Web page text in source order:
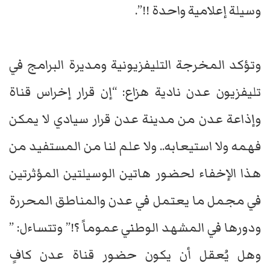
وسيلة إعلامية واحدة !!”.
وتؤكد المخرجة التليفزيونية ومديرة البرامج في
تليفزيون عدن نادية هزاع: “إن قرار إخراس قناة
وإذاعة عدن من مدينة عدن قرار سيادي لا يمكن
فهمه ولا استيعابه.. ولا علم لنا من المستفيد من
هذا الإخفاء لحضور هاتين الوسيلتين المؤثرتين
في مجمل ما يعتمل في عدن والمناطق المحررة
ودورها في المشهد الوطني عموماً ؟!” وتتساءل: ”
وهل يُعقل أن يكون حضور قناة عدن كافٍ